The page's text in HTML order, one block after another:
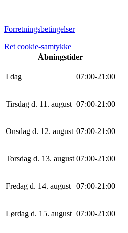
Forretningsbetingelser
Ret cookie-samtykke
Åbningstider
I dag 07:00-21 :00
Tirsdag d. 11. august 07:00-21 :00
Onsdag d. 12. august 07:00-21 :00
Torsdag d. 13. august 07:00-21 :00
Fredag d. 14. august 07:00-21 :00
Lørdag d. 15. august 07:00-21 :00